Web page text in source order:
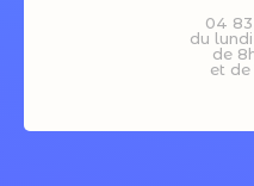
04
du
de
et de